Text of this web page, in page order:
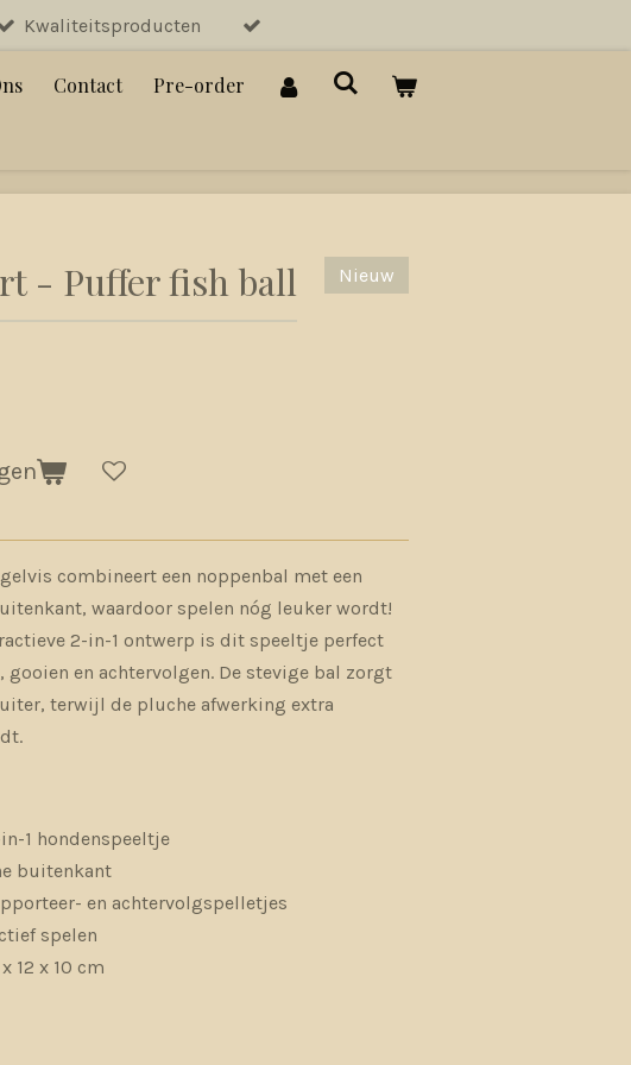
Kwaliteitsproducten
Contact Pre-order
- Puffer fish ball Nieuw
combineert een noppenbal met een
waardoor spelen nóg leuker wordt!
2-in-1 ontwerp is dit speeltje perfect
gooien en achtervolgen. De stevige bal zorgt
terwijl de pluche afwerking extra
1 hondenspeeltje
buitenkant
en achtervolgspelletjes
spelen
12 x 10 cm